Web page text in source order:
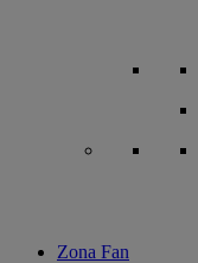
Zona Fan